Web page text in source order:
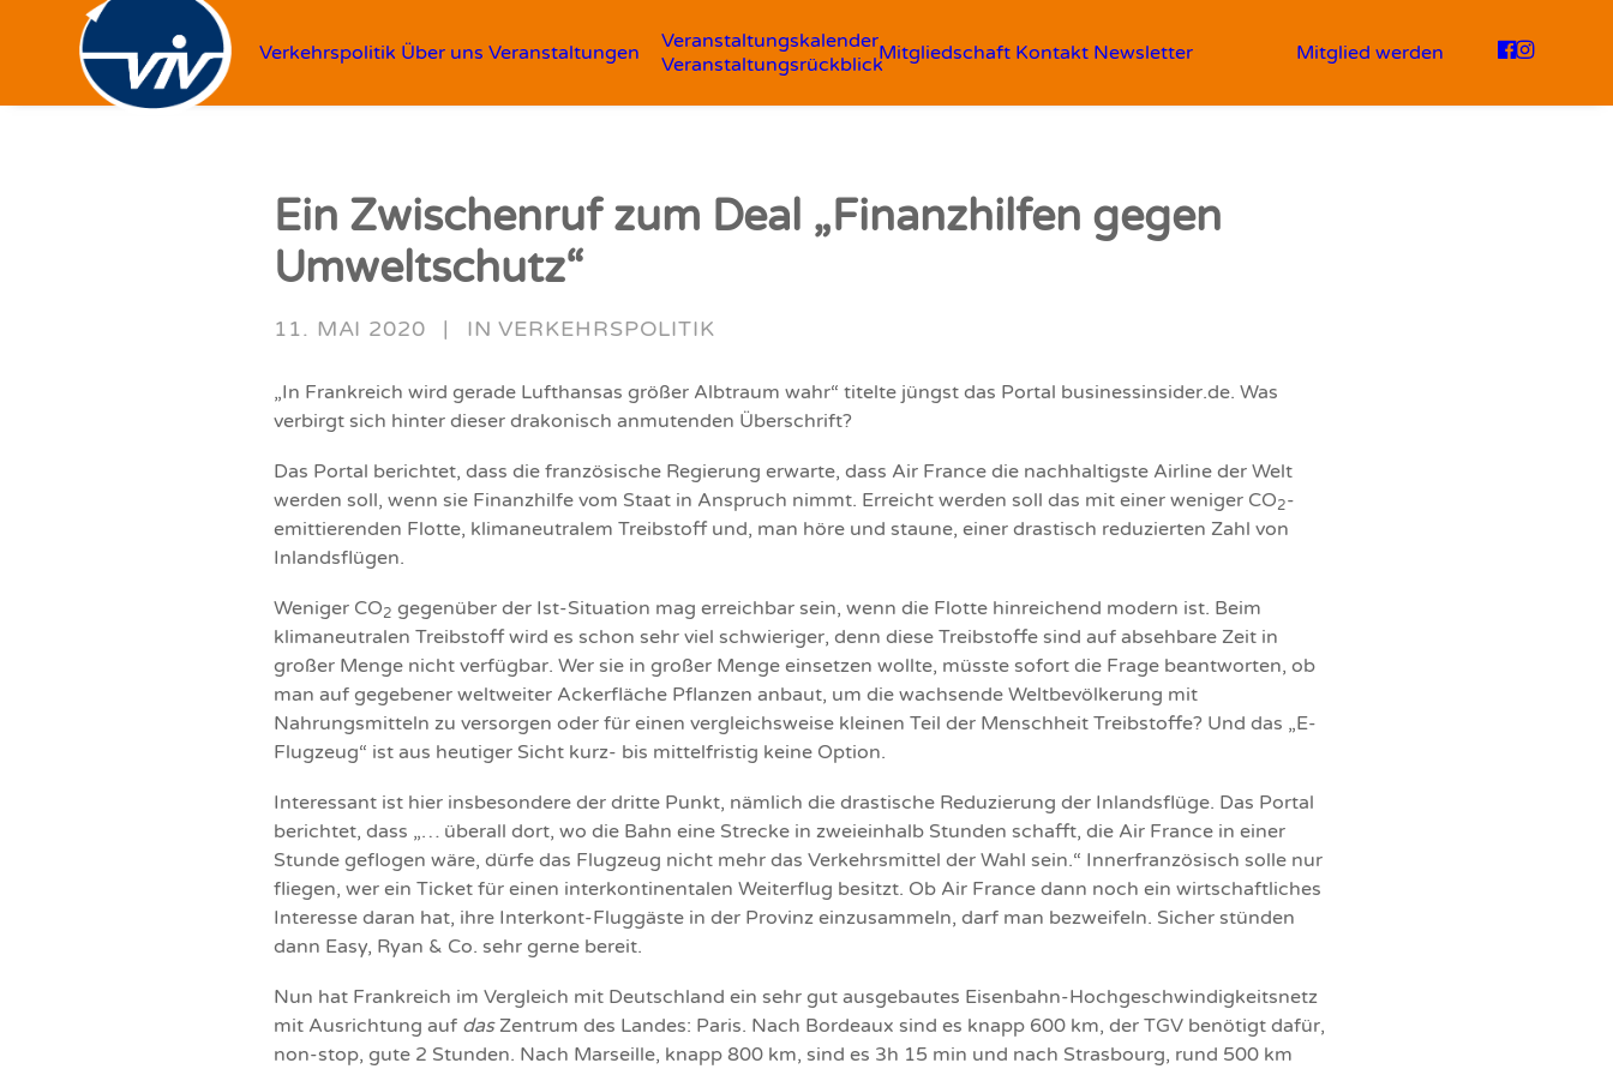
Verkehrspolitik Über uns Veranstaltungen
Veranstaltungskalender
VeranstaltungsrückblickMitgliedschaft Kontakt Newsletter Mitglied werden
Ein Zwischenruf zum Deal „Finanzhilfen gegen
Umweltschutz“
11. MAI 2020 | INVERKEHRSPOLITIK
„In Frankreich wird gerade Lufthansas größer Albtraum wahr“ titelte jüngst das Portal businessinsider.de. Was
verbirgt sich hinter dieser drakonisch anmutenden Überschrift?
Das Portal berichtet, dass die französische Regierung erwarte, dass Air France die nachhaltigste Airline der Welt
werden soll, wenn sie Finanzhilfe vom Staat in Anspruch nimmt. Erreicht werden soll das mit einer weniger CO2-
emittierenden Flotte, klimaneutralem Treibstoff und, man höre und staune, einer drastisch reduzierten Zahl von
Inlandsflügen.
Weniger CO2 gegenüber der Ist-Situation mag erreichbar sein, wenn die Flotte hinreichend modern ist. Beim
klimaneutralen Treibstoff wird es schon sehr viel schwieriger, denn diese Treibstoffe sind auf absehbare Zeit in
großer Menge nicht verfügbar. Wer sie in großer Menge einsetzen wollte, müsste sofort die Frage beantworten, ob
man auf gegebener weltweiter Ackerfläche Pflanzen anbaut, um die wachsende Weltbevölkerung mit
Nahrungsmitteln zu versorgen oder für einen vergleichsweise kleinen Teil der Menschheit Treibstoffe? Und das „E-
Flugzeug“ ist aus heutiger Sicht kurz- bis mittelfristig keine Option.
Interessant ist hier insbesondere der dritte Punkt, nämlich die drastische Reduzierung der Inlandsflüge. Das Portal
berichtet, dass „… überall dort, wo die Bahn eine Strecke in zweieinhalb Stunden schafft, die Air France in einer
Stunde geflogen wäre, dürfe das Flugzeug nicht mehr das Verkehrsmittel der Wahl sein.“ Innerfranzösisch solle nur
fliegen, wer ein Ticket für einen interkontinentalen Weiterflug besitzt. Ob Air France dann noch ein wirtschaftliches
Interesse daran hat, ihre Interkont-Fluggäste in der Provinz einzusammeln, darf man bezweifeln. Sicher stünden
dann Easy, Ryan & Co. sehr gerne bereit.
Nun hat Frankreich im Vergleich mit Deutschland ein sehr gut ausgebautes Eisenbahn-Hochgeschwindigkeitsnetz
mit Ausrichtung auf dasZentrum des Landes: Paris. Nach Bordeaux sind es knapp 600 km, der TGV benötigt dafür,
non-stop, gute 2 Stunden. Nach Marseille, knapp 800 km, sind es 3h 15 min und nach Strasbourg, rund 500 km